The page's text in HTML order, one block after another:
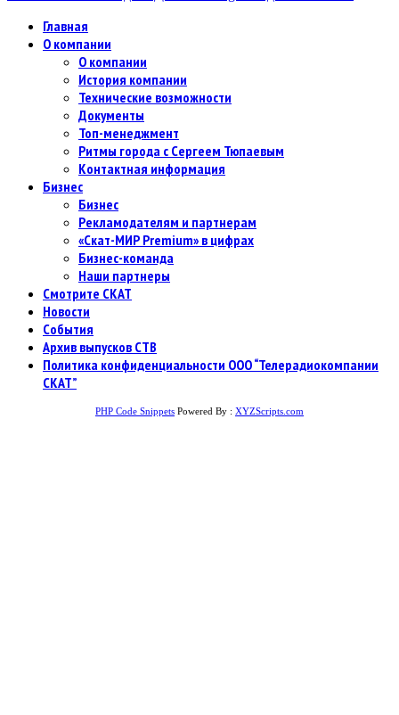
Главная
О компании
О компании
История компании
Технические возможности
Документы
Топ-менеджмент
Ритмы города с Сергеем Тюпаевым
Контактная информация
Бизнес
Бизнес
Рекламодателям и партнерам
«Скат-МИР Premium» в цифрах
Бизнес-команда
Наши партнеры
Смотрите СКАТ
Новости
События
Архив выпусков СТВ
Политика конфиденциальности ООО “Телерадиокомпании
СКАТ”
PHP Code Snippets Powered By : XYZScripts.com